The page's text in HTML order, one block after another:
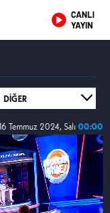
CANLI
YAYIN
Temmuz 2024, Salı 00:00